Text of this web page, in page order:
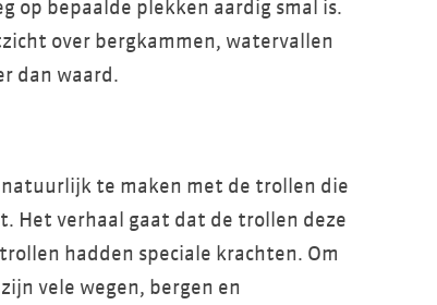
op bepaalde plekken aardig smal is.
over bergkammen, watervallen
dan waard.
te maken met de trollen die
Het verhaal gaat dat de trollen deze
hadden speciale krachten. Om
vele wegen, bergen en